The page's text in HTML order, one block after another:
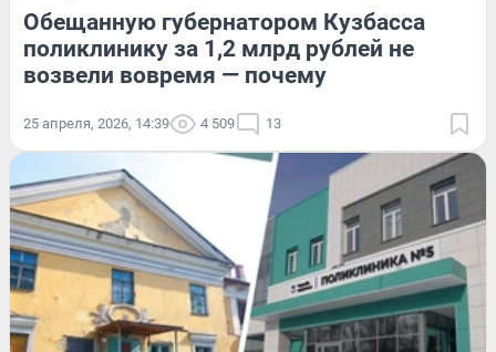
Обещанную губернатором Кузбасса
поликлинику за 1,2 млрд рублей не
возвели вовремя — почему
25 апреля, 2026, 14:39 4 509 13